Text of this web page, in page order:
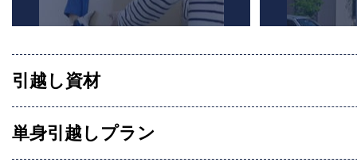
引越し資材
単身引越しプラン